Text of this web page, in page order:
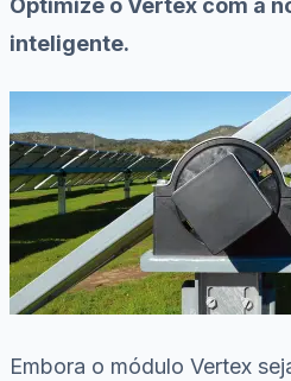
Optimize o Vertex com a
inteligente.
Embora o módulo Vertex